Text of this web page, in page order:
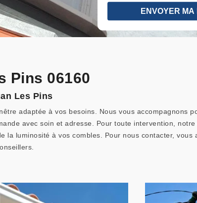
Pins 06160
Les Pins
adaptée à vos besoins. Nous vous accompagnons
avec soin et adresse. Pour toute intervention,
luminosité à vos combles. Pour nous contacter, vous